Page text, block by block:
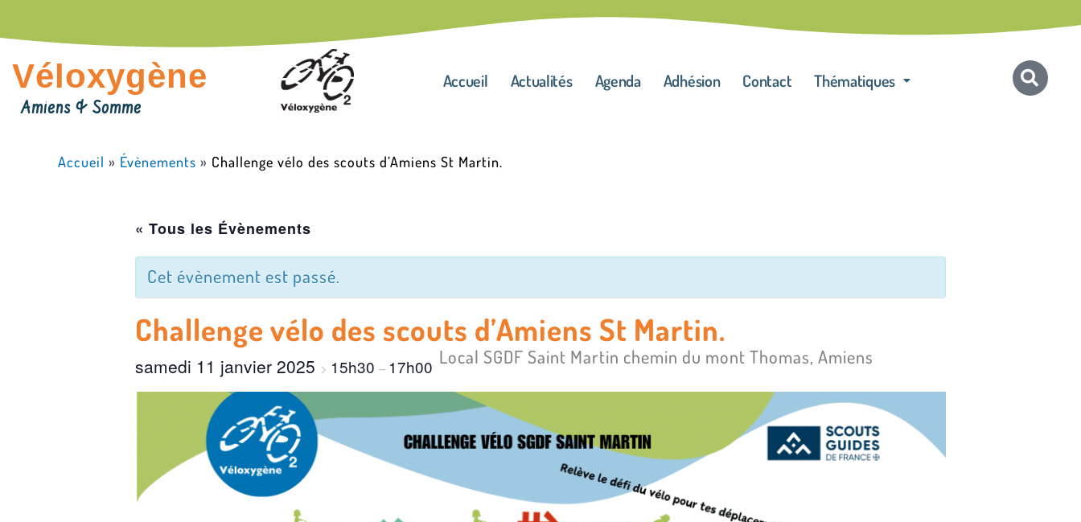
au
contenu
Véloxygène
Amiens & Somme
Accueil Actualités Agenda Adhésion Contact Thématiques
Accueil » Évènements » Challenge vélo des scouts d’Amiens St Martin.
« Tous les Évènements
Cet évènement est passé.
Challenge vélo des scouts d’Amiens St Martin.
samedi 11 janvier 2025 > 15h30 – 17h00 Local SGDF Saint Martin chemin du mont Thomas, Amiens